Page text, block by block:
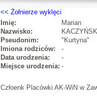
Żołnierze wyklęci
Imię:
Marian
Nazwisko:
Pseudonim:
"Kurtyna"
Imiona rodziców:
-
Data urodzenia:
-
Miejsce urodzenia: -
Człoenk Placówki AK-WiN w